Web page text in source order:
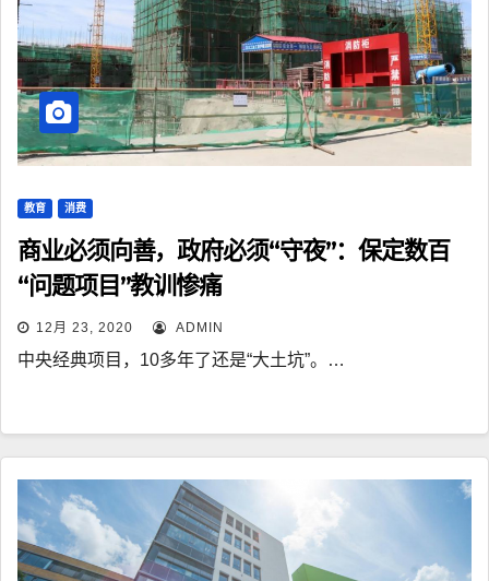
教育 消费
商业必须向善，政府必须“守夜”：保定数百
“问题项目”教训惨痛
12月 23, 2020 ADMIN
中央经典项目，10多年了还是“大土坑”。…